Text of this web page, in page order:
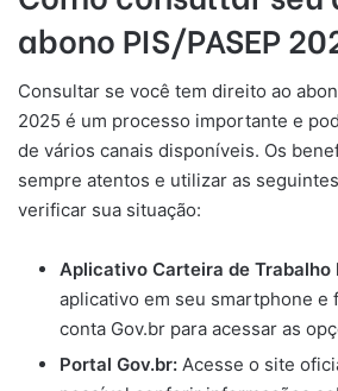
abono PIS/PASEP
Consultar se você tem direito ao
2025 é um processo importante e
de vários canais disponíveis. Os
sempre atentos e utilizar as
verificar sua situação:
Aplicativo Carteira de Trabalho
aplicativo em seu smartphone e
conta Gov.br para acessar as
Portal Gov.br: Acesse o site